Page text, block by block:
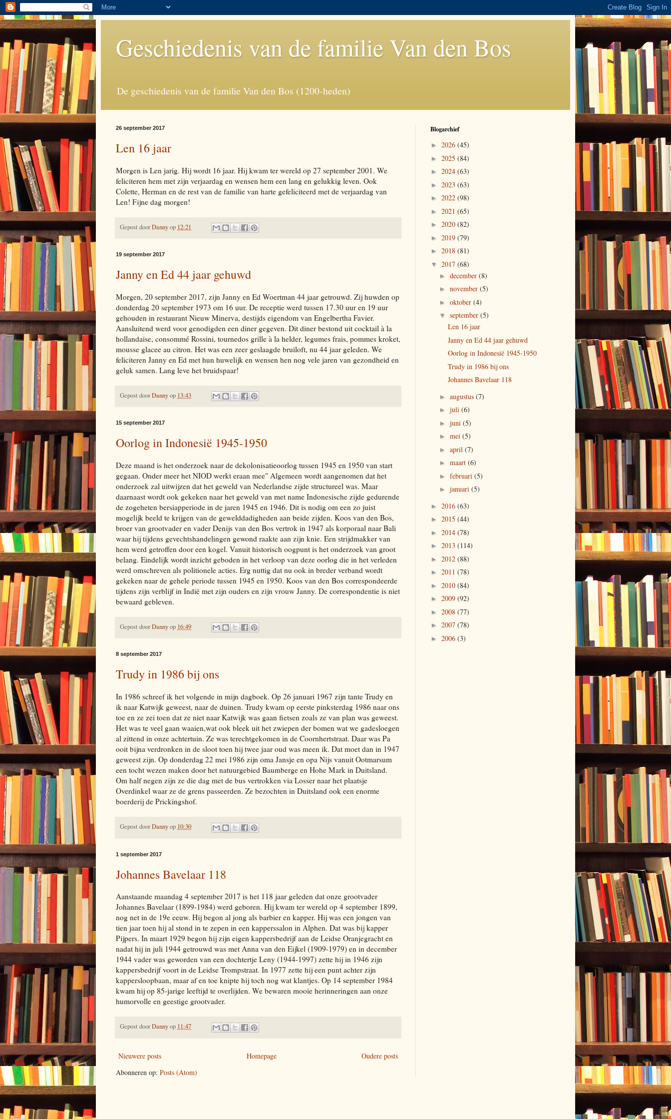
Geschiedenis van de familie Van den Bos
De geschiedenis van de familie Van den Bos (1200-heden)
26 september 2017
Len 16 jaar
Morgen is Len jarig. Hij wordt 16 jaar. Hij kwam ter wereld op 27 september 2001. We
feliciteren hem met zijn verjaardag en wensen hem een lang en gelukkig leven. Ook
Colette, Herman en de rest van de familie van harte gefeliciteerd met de verjaardag van
Len! Fijne dag morgen!
Gepost doorDannyop 12:21
19 september 2017
Janny en Ed 44 jaar gehuwd
Morgen, 20 september 2017, zijn Janny en Ed Woertman 44 jaar getrouwd. Zij huwden op
donderdag 20 september 1973 om 16 uur. De receptie werd tussen 17.30 uur en 19 uur
gehouden in restaurant Nieuw Minerva, destijds eigendom van Engelbertha Favier.
Aansluitend werd voor genodigden een diner gegeven. Dit diner bestond uit cocktail à la
hollandaise, consommé Rossini, tournedos grille à la helder, legumes frais, pommes kroket,
mousse glacee au citron. Het was een zeer geslaagde bruiloft, nu 44 jaar geleden. We
feliciteren Janny en Ed met hun huwelijk en wensen hen nog vele jaren van gezondheid en
geluk samen. Lang leve het bruidspaar!
Gepost doorDannyop 13:43
15 september 2017
Oorlog in Indonesië 1945-1950
Deze maand is het onderzoek naar de dekolonisatieoorlog tussen 1945 en 1950 van start
gegaan. Onder meer het NIOD werkt eraan mee" Algemeen wordt aangenomen dat het
onderzoek zal uitwijzen dat het geweld van Nederlandse zijde structureel was. Maar
daarnaast wordt ook gekeken naar het geweld van met name Indonesische zijde gedurende
de zogeheten bersiapperiode in de jaren 1945 en 1946. Dit is nodig om een zo juist
mogelijk beeld te krijgen van de gewelddadigheden aan beide zijden. Koos van den Bos,
broer van grootvader en vader Denijs van den Bos vertrok in 1947 als korporaal naar Bali
waar hij tijdens gevechtshandelingen gewond raakte aan zijn knie. Een strijdmakker van
hem werd getroffen door een kogel. Vanuit historisch oogpunt is het onderzoek van groot
belang. Eindelijk wordt inzicht geboden in het verloop van deze oorlog die in het verleden
werd omschreven als politionele acties. Erg nuttig dat nu ook in breder verband wordt
gekeken naar de gehele periode tussen 1945 en 1950. Koos van den Bos correspondeerde
tijdens zijn verblijf in Indië met zijn ouders en zijn vrouw Janny. De correspondentie is niet
bewaard gebleven.
Gepost doorDannyop 16:49
8 september 2017
Trudy in 1986 bij ons
In 1986 schreef ik het volgende in mijn dagboek. Op 26 januari 1967 zijn tante Trudy en
ik naar Katwijk geweest, naar de duinen. Trudy kwam op eerste pinksterdag 1986 naar ons
toe en ze zei toen dat ze niet naar Katwijk was gaan fietsen zoals ze van plan was geweest.
Het was te veel gaan waaien,wat ook bleek uit het zwiepen der bomen wat we gadesloegen
al zittend in onze achtertuin. Ze was terechtgekomen in de Coornhertstraat. Daar was Pa
ooit bijna verdronken in de sloot toen hij twee jaar oud was meen ik. Dat moet dan in 1947
geweest zijn. Op donderdag 22 mei 1986 zijn oma Jansje en opa Nijs vanuit Ootmarsum
een tocht wezen maken door het natuurgebied Baumberge en Hohe Mark in Duitsland.
Om half negen zijn ze die dag met de bus vertrokken via Losser naar het plaatsje
Overdinkel waar ze de grens passeerden. Ze bezochten in Duitsland ook een enorme
boerderij de Prickingshof.
Gepost doorDannyop 10:30
1 september 2017
Johannes Bavelaar 118
Aanstaande maandag 4 september 2017 is het 118 jaar geleden dat onze grootvader
Johannes Bavelaar (1899-1984) werd geboren. Hij kwam ter wereld op 4 september 1899,
nog net in de 19e eeuw. Hij begon al jong als barbier en kapper. Hij was een jongen van
tien jaar toen hij al stond in te zepen in een kapperssalon in Alphen. Dat was bij kapper
Pijpers. In maart 1929 begon hij zijn eigen kappersbedrijf aan de Leidse Oranjegracht en
nadat hij in juli 1944 getrouwd was met Anna van den Eijkel (1909-1979) en in december
1944 vader was geworden van een dochtertje Leny (1944-1997) zette hij in 1946 zijn
kappersbedrijf voort in de Leidse Trompstraat. In 1977 zette hij een punt achter zijn
kappersloopbaan, maar af en toe knipte hij toch nog wat klantjes. Op 14 september 1984
kwam hij op 85-jarige leeftijd te overlijden. We bewaren mooie herinneringen aan onze
humorvolle en geestige grootvader.
Gepost doorDannyop 11:47
Nieuwere posts Oudere posts
Homepage
Abonneren op: Posts (Atom)
Blogarchief
► 2026 (45)
► 2025 (84)
► 2024 (63)
► 2023 (63)
► 2022 (98)
► 2021 (65)
► 2020 (82)
► 2019 (79)
► 2018 (81)
▼ 2017 (68)
► december (8)
► november (5)
► oktober (4)
▼ september (5)
Len 16 jaar
Janny en Ed 44 jaar gehuwd
Oorlog in Indonesië 1945-1950
Trudy in 1986 bij ons
Johannes Bavelaar 118
► augustus (7)
► juli (6)
► juni (5)
► mei (5)
► april (7)
► maart (6)
► februari (5)
► januari (5)
► 2016 (63)
► 2015 (44)
► 2014 (78)
► 2013 (114)
► 2012 (88)
► 2011 (78)
► 2010 (84)
► 2009 (92)
► 2008 (77)
► 2007 (78)
► 2006 (3)